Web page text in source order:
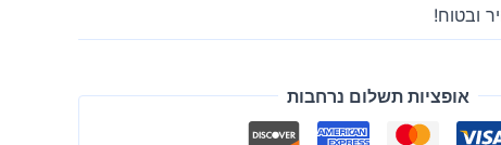
ובטוח!
אופציות תשלום נרחבות